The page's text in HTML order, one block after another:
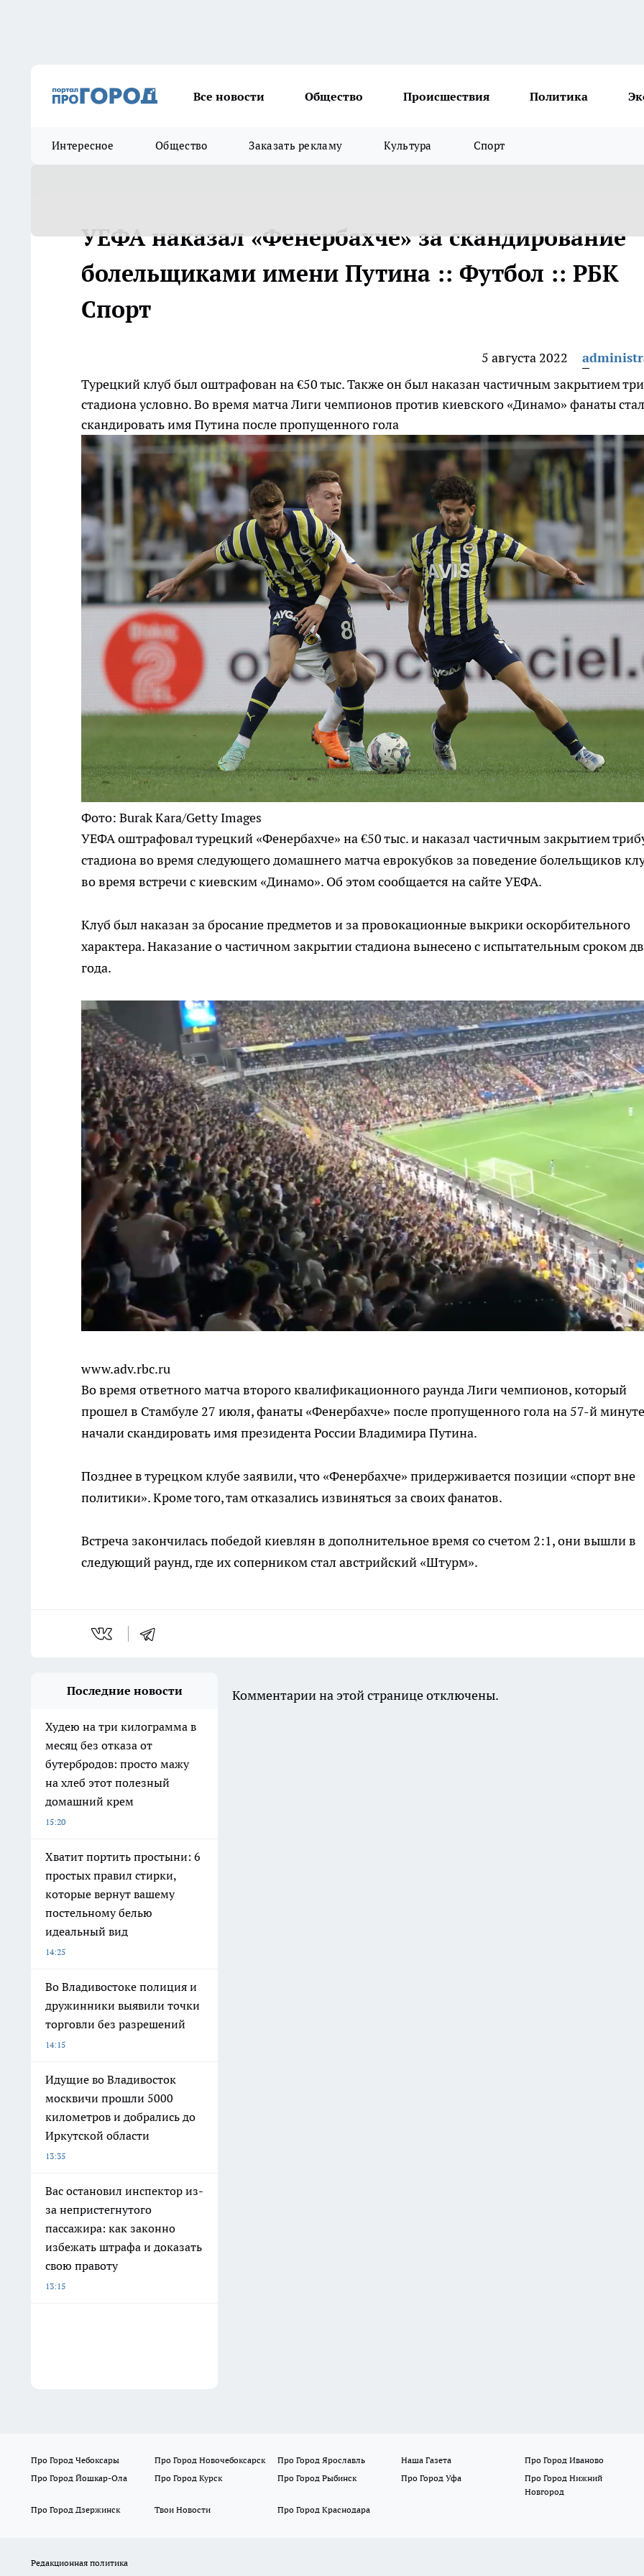
Все новости Общество Происшествия Политика
Интересное Общество Заказать рекламу Культура Спорт
УЕФА наказал «Фенербахче» за скандирование
болельщиками имени Путина :: Футбол :: РБК
Спорт
5 августа 2022
Турецкий клуб был оштрафован на €50 тыс. Также он был наказан частичным закрытием
стадиона условно. Во время матча Лиги чемпионов против киевского «Динамо» фанаты
скандировать имя Путина после пропущенного гола
Фото: Burak Kara/Getty Images
УЕФА оштрафовал турецкий «Фенербахче» на €50 тыс. и наказал частичным закрытием
стадиона во время следующего домашнего матча еврокубков за поведение болельщиков
во время встречи с киевским «Динамо». Об этом сообщается на сайте УЕФА.
Клуб был наказан за бросание предметов и за провокационные выкрики оскорбительного
характера. Наказание о частичном закрытии стадиона вынесено с испытательным сроком
года.
www.adv.rbc.ru
Во время ответного матча второго квалификационного раунда Лиги чемпионов, который
прошел в Стамбуле 27 июля, фанаты «Фенербахче» после пропущенного гола на 57-й минуте
начали скандировать имя президента России Владимира Путина.
Позднее в турецком клубе заявили, что «Фенербахче» придерживается позиции «спорт вне
политики». Кроме того, там отказались извиняться за своих фанатов.
Встреча закончилась победой киевлян в дополнительное время со счетом 2:1, они вышли в
следующий раунд, где их соперником стал австрийский «Штурм».
Последние новости
Худею на три килограмма в
месяц без отказа от
бутербродов: просто мажу
на хлеб этот полезный
домашний крем
15:20
Хватит портить простыни: 6
простых правил стирки,
которые вернут вашему
постельному белью
идеальный вид
14:25
Во Владивостоке полиция и
дружинники выявили точки
торговли без разрешений
14:15
Идущие во Владивосток
москвичи прошли 5000
километров и добрались до
Иркутской области
13:35
Вас остановил инспектор из-
за непристегнутого
пассажира: как законно
избежать штрафа и доказать
свою правоту
13:15
Комментарии на этой странице отключены.
Про Город Чебоксары Про Город Новочебоксарск Про Город Ярославль Наша Газета
Про Город Иваново
Про Город Йошкар-Ола
Про Город Курск Про Город Рыбинск Про Город Уфа
Про Город Нижний
Новгород
Про Город Дзержинск
Твои Новости Про Город Краснодара
Редакционная политика